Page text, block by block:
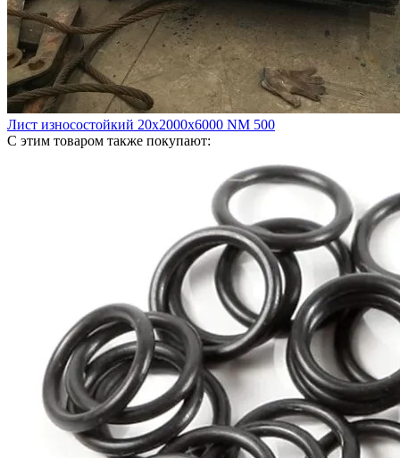
Лист износостойкий 20х2000х6000 NM 500
С этим товаром также покупают: